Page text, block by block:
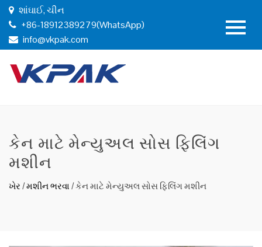
શાંઘાઈ, ચીન
+86-18912389279(WhatsApp)
info@vkpak.com
કેન માટે મેન્યુઅલ સોસ ફિલિંગ
મશીન
ખેર /મશીન ભરવા /કેન માટે મેન્યુઅલ સોસ ફિલિંગ મશીન